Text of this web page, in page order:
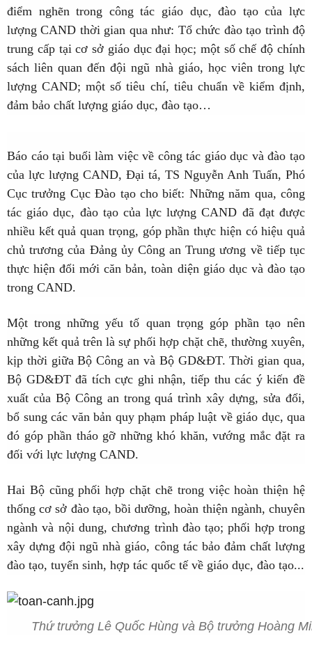
điểm nghẽn trong công tác giáo dục, đào tạo của lực
lượng CAND thời gian qua như: Tổ chức đào tạo trình độ
trung cấp tại cơ sở giáo dục đại học; một số chế độ chính
sách liên quan đến đội ngũ nhà giáo, học viên trong lực
lượng CAND; một số tiêu chí, tiêu chuẩn về kiểm định,
đảm bảo chất lượng giáo dục, đào tạo…
Báo cáo tại buổi làm việc về công tác giáo dục và đào tạo
của lực lượng CAND, Đại tá, TS Nguyễn Anh Tuấn, Phó
Cục trưởng Cục Đào tạo cho biết: Những năm qua, công
tác giáo dục, đào tạo của lực lượng CAND đã đạt được
nhiều kết quả quan trọng, góp phần thực hiện có hiệu quả
chủ trương của Đảng ủy Công an Trung ương về tiếp tục
thực hiện đổi mới căn bản, toàn diện giáo dục và đào tạo
trong CAND.
Một trong những yếu tố quan trọng góp phần tạo nên
những kết quả trên là sự phối hợp chặt chẽ, thường xuyên,
kịp thời giữa Bộ Công an và Bộ GD&ĐT. Thời gian qua,
Bộ GD&ĐT đã tích cực ghi nhận, tiếp thu các ý kiến đề
xuất của Bộ Công an trong quá trình xây dựng, sửa đổi,
bổ sung các văn bản quy phạm pháp luật về giáo dục, qua
đó góp phần tháo gỡ những khó khăn, vướng mắc đặt ra
đối với lực lượng CAND.
Hai Bộ cũng phối hợp chặt chẽ trong việc hoàn thiện hệ
thống cơ sở đào tạo, bồi dưỡng, hoàn thiện ngành, chuyên
ngành và nội dung, chương trình đào tạo; phối hợp trong
xây dựng đội ngũ nhà giáo, công tác bảo đảm chất lượng
đào tạo, tuyển sinh, hợp tác quốc tế về giáo dục, đào tạo...
Thứ trưởng Lê Quốc Hùng và Bộ trưởng Hoàng